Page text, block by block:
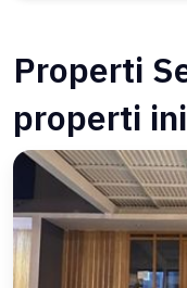
Properti
properti ini